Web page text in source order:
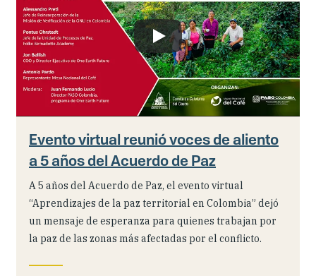
Evento virtual reunió voces de aliento
a 5 años del Acuerdo de Paz
A 5 años del Acuerdo de Paz, el evento virtual
“Aprendizajes de la paz territorial en Colombia” dejó
un mensaje de esperanza para quienes trabajan por
la paz de las zonas más afectadas por el conflicto.